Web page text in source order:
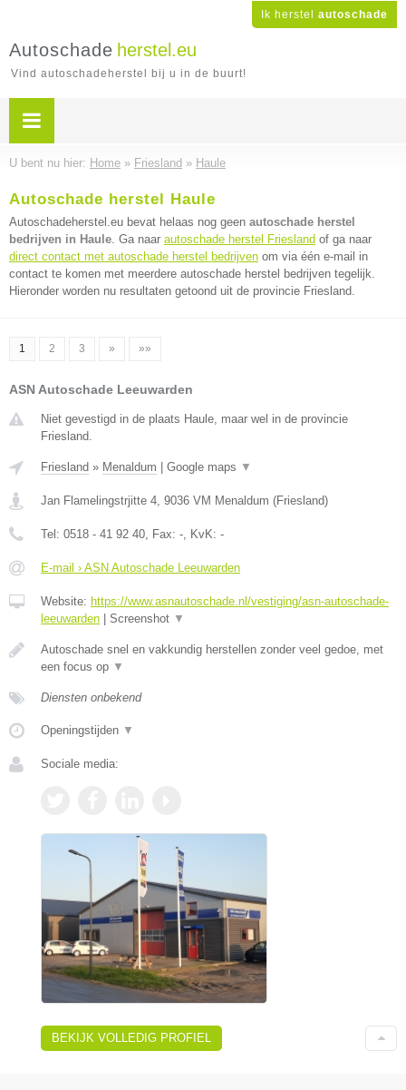
Ik herstel autoschade
Autoschade herstel.eu
Vind autoschadeherstel bij u in de buurt!
U bent nu hier: Home » Friesland » Haule
Autoschade herstel Haule
Autoschadeherstel.eu bevat helaas nog geen autoschade herstel
bedrijven in Haule. Ga naar autoschade herstel Friesland of ga naar
direct contact met autoschade herstel bedrijven om via één e-mail in
contact te komen met meerdere autoschade herstel bedrijven tegelijk.
Hieronder worden nu resultaten getoond uit de provincie Friesland.
1 2 3 » »»
ASN Autoschade Leeuwarden
Niet gevestigd in de plaats Haule, maar wel in de provincie
Friesland.
Friesland » Menaldum Google maps ▼
Jan Flamelingstrjitte 4, 9036 VM Menaldum (Friesland)
Tel: 0518 - 41 92 40, Fax: -, KvK: -
E-mail › ASN Autoschade Leeuwarden
Website: https://www.asnautoschade.nl/vestiging/asn-autoschade-
leeuwarden
Screenshot ▼
Autoschade snel en vakkundig herstellen zonder veel gedoe, met
een focus op ▼
Diensten onbekend
Openingstijden ▼
Sociale media:
BEKIJK VOLLEDIG PROFIEL